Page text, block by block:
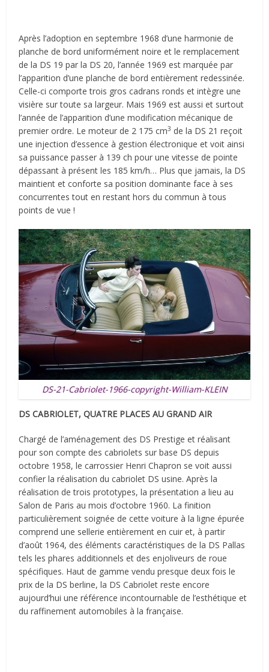
Après l’adoption en septembre 1968 d’une harmonie de
planche de bord uniformément noire et le remplacement
de la DS 19 par la DS 20, l’année 1969 est marquée par
l’apparition d’une planche de bord entièrement redessinée.
Celle-ci comporte trois gros cadrans ronds et intègre une
visière sur toute sa largeur. Mais 1969 est aussi et surtout
l’année de l’apparition d’une modification mécanique de
premier ordre. Le moteur de 2 175 cm3 de la DS 21 reçoit
une injection d’essence à gestion électronique et voit ainsi
sa puissance passer à 139 ch pour une vitesse de pointe
dépassant à présent les 185 km/h… Plus que jamais, la DS
maintient et conforte sa position dominante face à ses
concurrentes tout en restant hors du commun à tous
points de vue !
DS-21-Cabriolet-1966-copyright-William-KLEIN
DS CABRIOLET, QUATRE PLACES AU GRAND AIR
Chargé de l’aménagement des DS Prestige et réalisant
pour son compte des cabriolets sur base DS depuis
octobre 1958, le carrossier Henri Chapron se voit aussi
confier la réalisation du cabriolet DS usine. Après la
réalisation de trois prototypes, la présentation a lieu au
Salon de Paris au mois d’octobre 1960. La finition
particulièrement soignée de cette voiture à la ligne épurée
comprend une sellerie entièrement en cuir et, à partir
d’août 1964, des éléments caractéristiques de la DS Pallas
tels les phares additionnels et des enjoliveurs de roue
spécifiques. Haut de gamme vendu presque deux fois le
prix de la DS berline, la DS Cabriolet reste encore
aujourd’hui une référence incontournable de l’esthétique et
du raffinement automobiles à la française.